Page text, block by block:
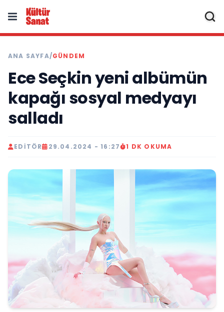
ANA SAYFA/GÜNDEM
Ece Seçkin yeni albümün
kapağı sosyal medyayı
salladı
EDITÖR 29.04.2024 - 16:27 1 DK OKUMA